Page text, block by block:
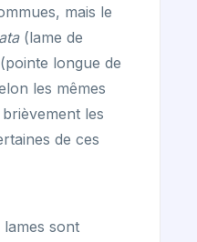
mais le
(lame de
longue de
les mêmes
les
de ces
lames sont